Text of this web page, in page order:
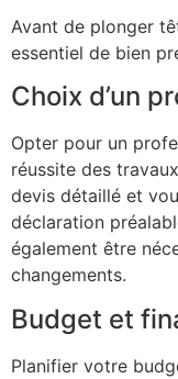
Avant de plonger
essentiel de bien
Choix d’un
Opter pour un
réussite des
devis détaillé et
déclaration
également être
changements.
Budget et
Planifier votre